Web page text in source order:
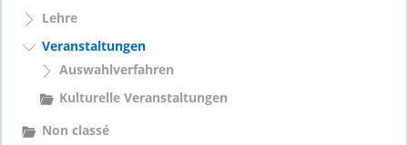
Lehre
Veranstaltungen
Auswahlverfahren
Kulturelle Veranstaltungen
Non classé